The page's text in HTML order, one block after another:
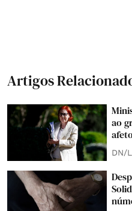
Artigos
ao
DN/